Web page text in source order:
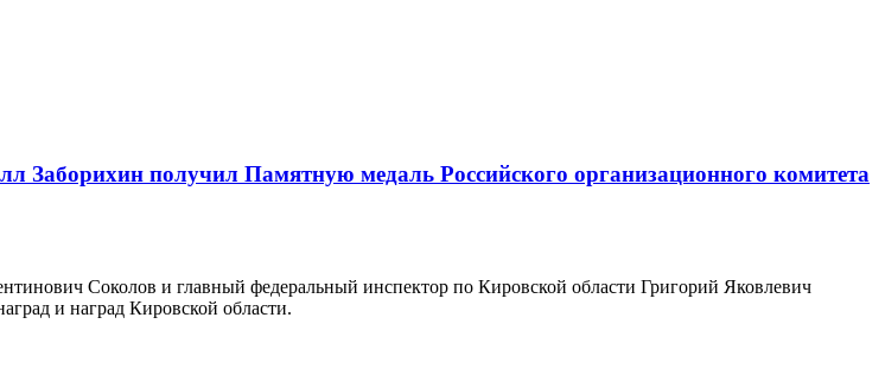
Заборихин получил Памятную медаль Российского организационного комитета
Соколов и главный федеральный инспектор по Кировской области Григорий Яковлевич
и наград Кировской области.